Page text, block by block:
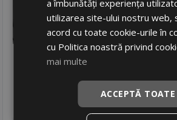
Zgomot
2155RON
2369 RON
a îmbunătăți experiența
utilizarea site-ului nostru web,
acord cu toate cookie-urile în
cu Politica noastră privind
mai multe
ACCEPTĂ TOATE